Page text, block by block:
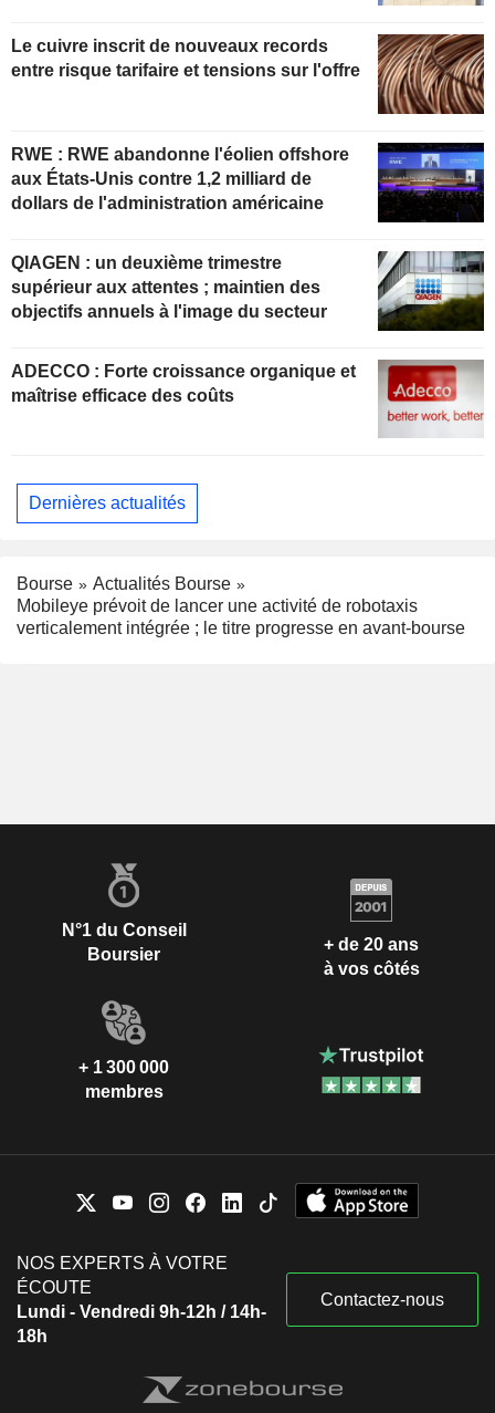
Le cuivre inscrit de nouveaux records
entre risque tarifaire et tensions sur l'offre
RWE : RWE abandonne l'éolien offshore
aux États-Unis contre 1,2 milliard de
dollars de l'administration américaine
QIAGEN : un deuxième trimestre
supérieur aux attentes ; maintien des
objectifs annuels à l'image du secteur
ADECCO : Forte croissance organique et
maîtrise efficace des coûts
Dernières actualités
Bourse
Actualités Bourse
Mobileye prévoit de lancer une activité de robotaxis
verticalement intégrée ; le titre progresse en avant-bourse
N°1 du Conseil
Boursier
+ de 20 ans
à vos côtés
+ 1 300 000
membres
NOS EXPERTS À VOTRE
ÉCOUTE
Lundi - Vendredi 9h-12h / 14h-
18h
Contactez-nous